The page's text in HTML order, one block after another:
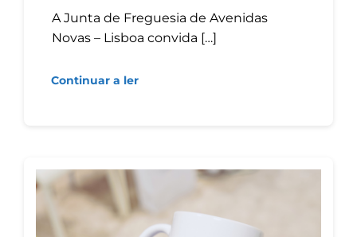
A Junta de Freguesia de Avenidas
Novas – Lisboa convida […]
Continuar a ler